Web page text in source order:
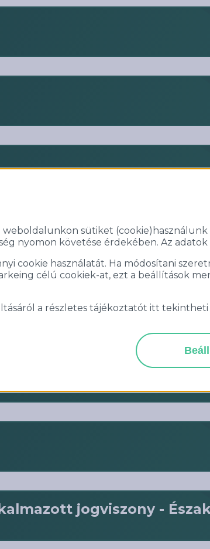
sütiket
nyomon követése érdekében. Az
cookie használatát. Ha módosítani
célú cookiek-at, ezt a beállítások
a részletes tájékoztatót itt tekintheti
jogviszony -